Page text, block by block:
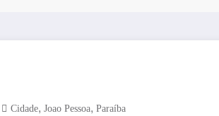
Cidade, Joao Pessoa, Paraíba